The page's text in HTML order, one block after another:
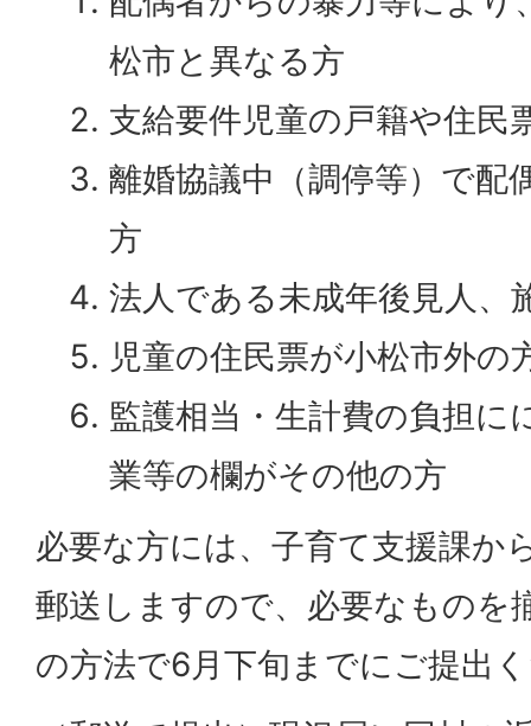
松市と異なる方
支給要件児童の戸籍や住民
離婚協議中（調停等）で配
方
法人である未成年後見人、
児童の住民票が小松市外の
監護相当・生計費の負担に
業等の欄がその他の方
必要な方には、子育て支援課か
郵送しますので、必要なものを
の方法で6月下旬までにご提出